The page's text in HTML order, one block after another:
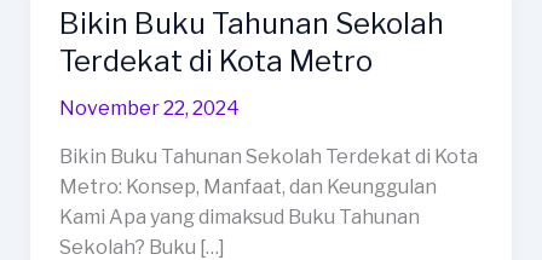
Bikin Buku Tahunan Sekolah
Terdekat di Kota Metro
November 22, 2024
Bikin Buku Tahunan Sekolah Terdekat di Kota
Metro: Konsep, Manfaat, dan Keunggulan
Kami Apa yang dimaksud Buku Tahunan
Sekolah? Buku […]
Bikin
Buku
Tahunan
Sekolah
di
Kota
Metro